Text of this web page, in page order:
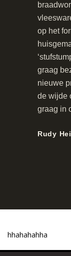
op het
graag
nieuwe
de wijde
graag in
Rudy
hhahahahha